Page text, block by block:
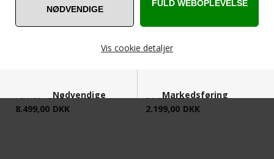
Vis cookie detaljer
Nødvendige Markedsføring
78X135 - STÆRK PRIS
8.499,00 DKK
EGGSHELL
2.199,00 DKK